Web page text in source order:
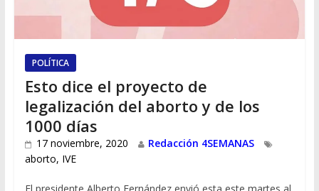
POLÍTICA
Esto dice el proyecto de
legalización del aborto y de los
1000 días
17 noviembre, 2020
Redacción 4SEMANAS
aborto, IVE